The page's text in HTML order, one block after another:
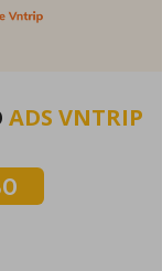
ADS VNTRIP